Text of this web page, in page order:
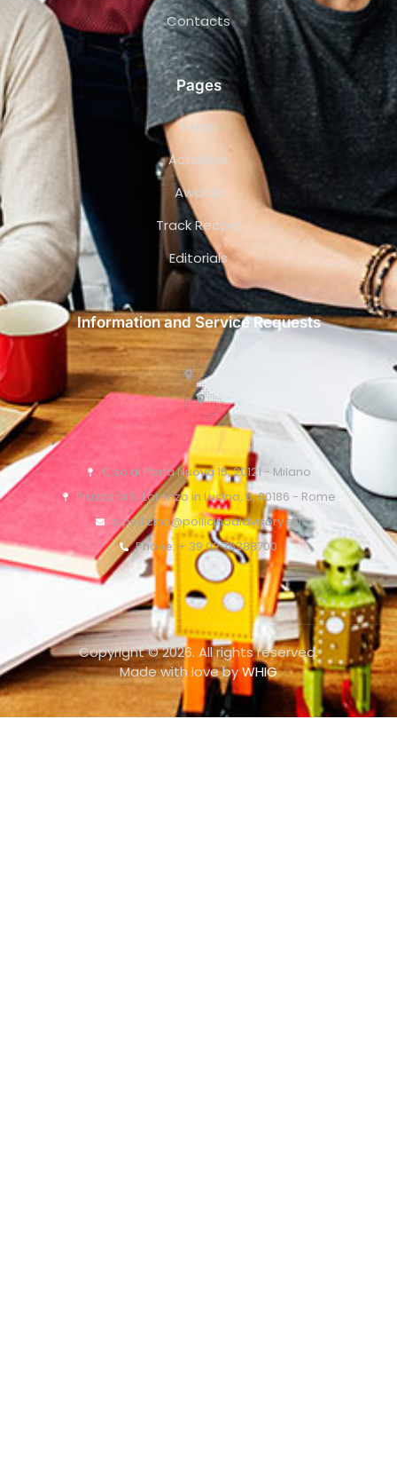
Contacts
Pages
Team
Activities
Awards
Track Record
Editorials
Information and Service Requests
C.so di Porta Nuova 15, 20121 - Milano
Piazza di S. Lorenzo in Lucina, 6, 00186 - Rome
o.pollicino@pollicinoaidvisory.eu
Phone: + 39 02 76388700
Copyright © 2026. All rights reserved.
Made with love byWHIG